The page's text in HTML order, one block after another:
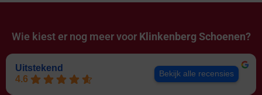
Wie kiest er nog meer voor Klinkenberg Schoenen?
Uitstekend
4.6
Bekijk alle recensies